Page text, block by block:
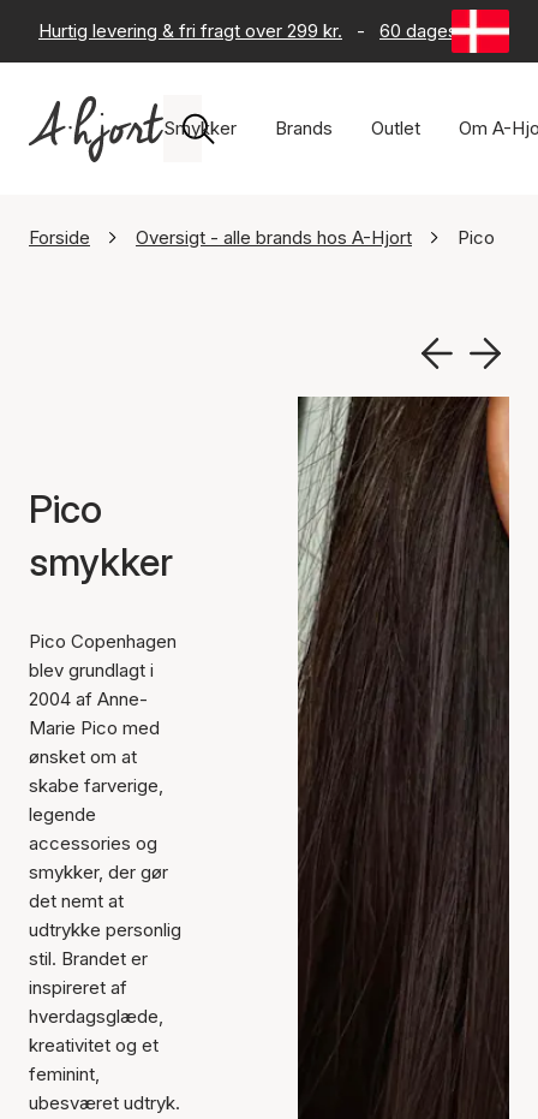
Hurtig levering & fri fragt over 299 kr. - 60 dages returret
Smykker Brands Outlet Om A-
Forside Oversigt - alle brands hos A-Hjort Pico
Pico
smykker
Pico Copenhagen
blev grundlagt i
2004 af Anne-
Marie Pico med
ønsket om at
skabe farverige,
legende
accessories og
smykker, der gør
det nemt at
udtrykke personlig
stil. Brandet er
inspireret af
hverdagsglæde,
kreativitet og et
feminint,
ubesværet udtryk.